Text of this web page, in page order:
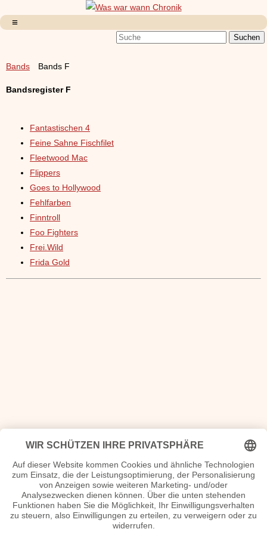
Bands Bands F
Bandsregister F
Fantastischen 4
Feine Sahne Fischfilet
Fleetwood Mac
Flippers
Goes to Hollywood
Fehlfarben
Finntroll
Foo Fighters
Frei.Wild
Frida Gold